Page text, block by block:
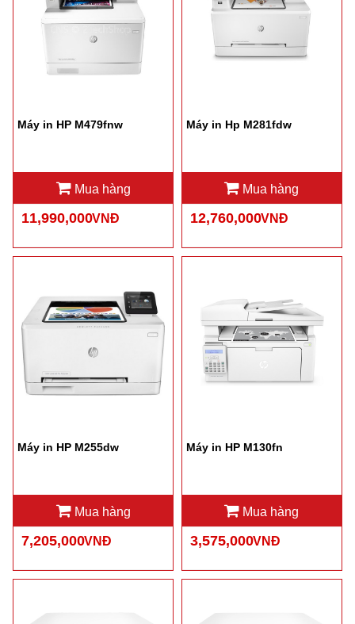
Máy in HP M479fnw
Mua hàng
11,990,000VNĐ
Máy in Hp M281fdw
Mua hàng
12,760,000VNĐ
Máy in HP M255dw
Mua hàng
7,205,000VNĐ
Máy in HP M130fn
Mua hàng
3,575,000VNĐ